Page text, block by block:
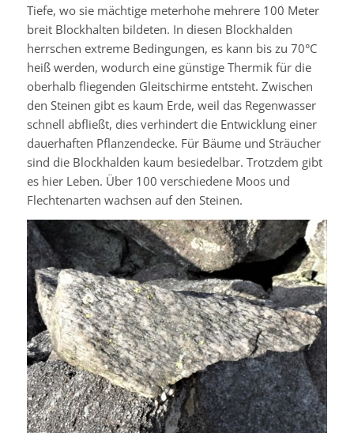
Tiefe, wo sie mächtige meterhohe mehrere 100 Meter
breit Blockhalten bildeten. In diesen Blockhalden
herrschen extreme Bedingungen, es kann bis zu 70°C
heiß werden, wodurch eine günstige Thermik für die
oberhalb fliegenden Gleitschirme entsteht. Zwischen
den Steinen gibt es kaum Erde, weil das Regenwasser
schnell abfließt, dies verhindert die Entwicklung einer
dauerhaften Pflanzendecke. Für Bäume und Sträucher
sind die Blockhalden kaum besiedelbar. Trotzdem gibt
es hier Leben. Über 100 verschiedene Moos und
Flechtenarten wachsen auf den Steinen.